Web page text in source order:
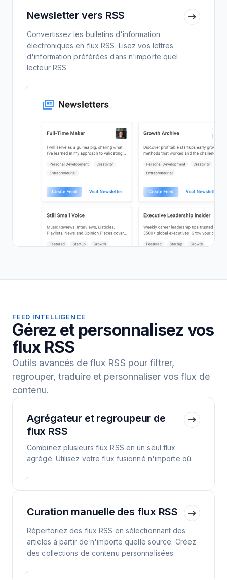
Newsletter vers RSS
Convertissez les bulletins d'information
électroniques en flux RSS. Lisez vos lettres
d'information préférées dans n'importe quel
lecteur RSS.
FEED INTELLIGENCE
Gérez et personnalisez vos
flux RSS
Outils avancés de flux RSS pour filtrer,
regrouper, traduire et personnaliser vos flux de
contenu.
Agrégateur et regroupeur de
flux RSS
Combinez plusieurs flux RSS en un seul flux
agrégé. Utilisez votre flux fusionné n'importe où.
Curation manuelle des flux RSS
Répertoriez des flux RSS en sélectionnant des
articles à partir de n'importe quelle source. Créez
des collections de contenu personnalisées.